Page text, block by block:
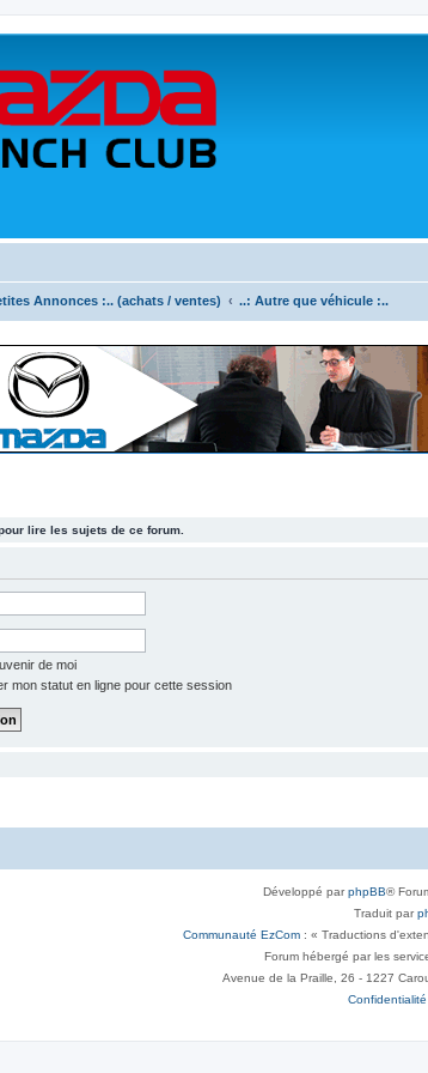
Annonces :.. (achats / ventes) ..: Autre que véhicule :..
lire les sujets de ce forum.
de moi
mon statut en ligne pour cette session
Développé parphpBB®
Traduit par
Communauté EzCom : « Traductions
Forum hébergé par les
Avenue de la Praille, 26 - 1227
Confidentialité